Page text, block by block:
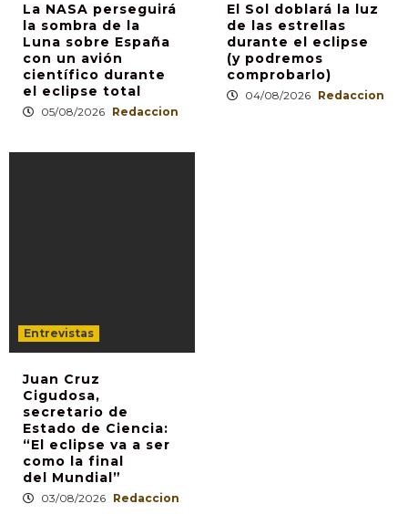
La NASA perseguirá
la sombra de la
Luna sobre España
con un avión
científico durante
el eclipse total
05/08/2026 Redaccion
El Sol doblará la luz
de las estrellas
durante el eclipse
(y podremos
comprobarlo)
04/08/2026 Redaccion
Entrevistas
Juan Cruz
Cigudosa,
secretario de
Estado de Ciencia:
“El eclipse va a ser
como la final
del Mundial”
03/08/2026 Redaccion